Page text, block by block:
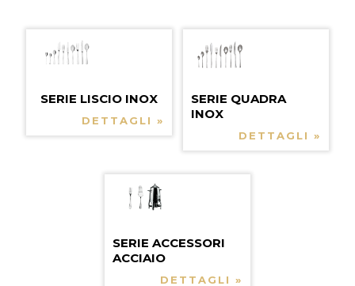
SERIE LISCIO INOX
DETTAGLI »
SERIE QUADRA
INOX
DETTAGLI »
SERIE ACCESSORI
ACCIAIO
DETTAGLI »